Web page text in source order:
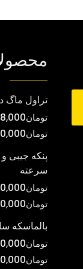
تراول ماگ
تومان
تومان
پنکه جیبی
سرعته
تومان
تومان
بالماسکه
تومان
تومان